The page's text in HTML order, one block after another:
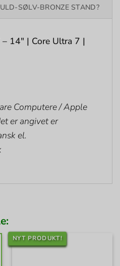
SØLV-BRONZE STAND?
14″ | Core Ultra 7 |
Computere / Apple
er angivet er
el.
NYT PRODUKT!